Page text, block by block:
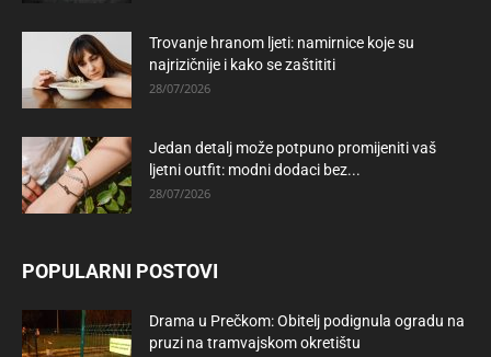
Trovanje hranom ljeti: namirnice koje su
najrizičnije i kako se zaštititi
28/07/2026
Jedan detalj može potpuno promijeniti vaš
ljetni outfit: modni dodaci bez...
28/07/2026
POPULARNI POSTOVI
Drama u Prečkom: Obitelj podignula ogradu na
pruzi na tramvajskom okretištu